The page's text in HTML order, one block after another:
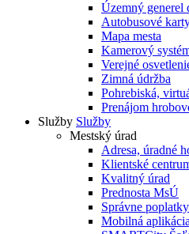
Územný generel
Autobusové
Mapa mesta
Kamerový
Verejné
Zimná údržba
Pohrebiská,
Prenájom
Služby Služby
Mestský úrad
Adresa, úradné
Klientské
Kvalitný úrad
Prednosta MsÚ
Správne poplatky
Mobilná aplikácia